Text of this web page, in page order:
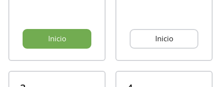
English
Español
Inicio Inicio